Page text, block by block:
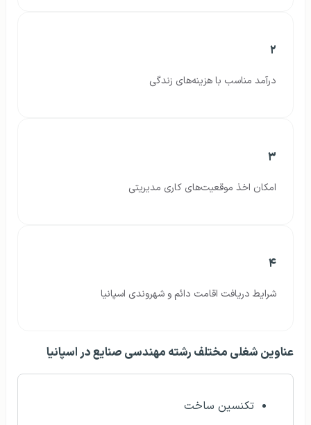
۲
درآمد مناسب با هزینه‌های زندگی
۳
امکان اخذ موقعیت‌های کاری مدیریتی
۴
شرایط دریافت اقامت دائم و شهروندی اسپانیا
عناوین شغلی مختلف رشته مهندسی صنایع در اسپانیا
تکنسین ساخت